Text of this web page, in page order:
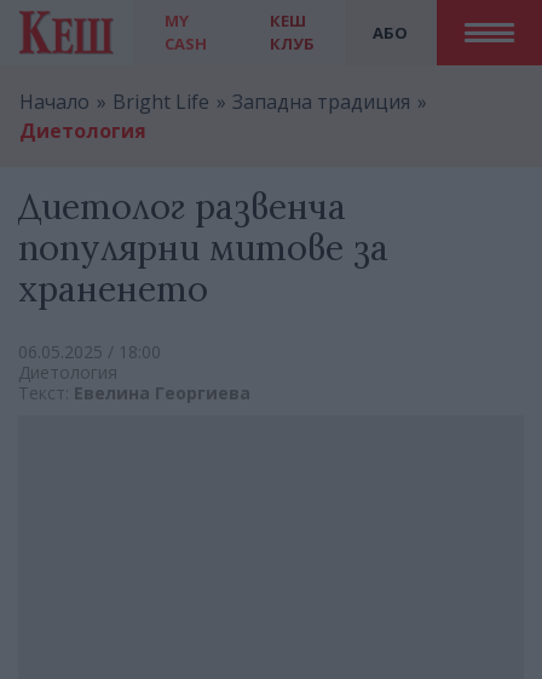
MY
CASH
АБО
КЕШ
КЛУБ
Начало Bright Life
Западна традиция
Диетология
Диетолог развенча
популярни митове за
храненето
06.05.2025 / 18:00
Диетология
Текст: Евелина Георгиева